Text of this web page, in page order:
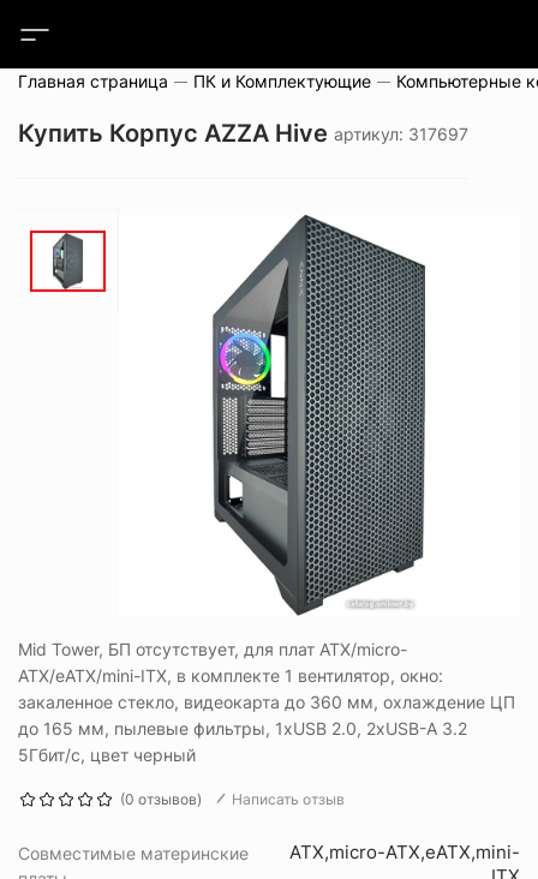
Главная страница ПК и Комплектующие Компьютерные
Купить Корпус AZZA Hive артикул: 317697
Mid Tower, БП отсутствует, для плат ATX/micro-
ATX/eATX/mini-ITX, в комплекте 1 вентилятор, окно:
закаленное стекло, видеокарта до 360 мм, охлаждение ЦП
до 165 мм, пылевые фильтры, 1xUSB 2.0, 2xUSB-A 3.2
5Гбит/с, цвет черный
(0 отзывов) Написать отзыв
Совместимые материнские
ATX,micro-ATX,eATX,mini-